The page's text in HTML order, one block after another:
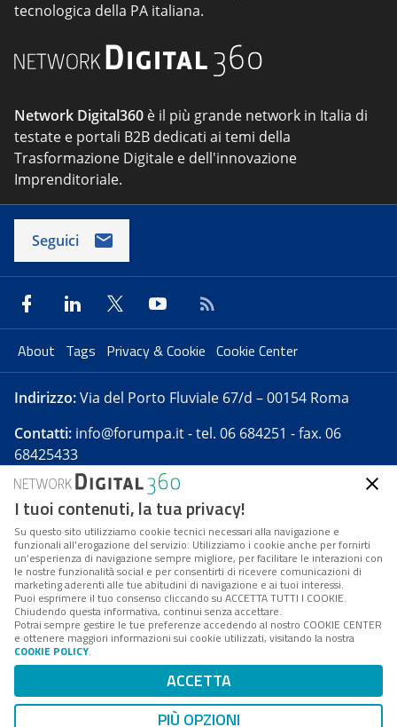
tecnologica della PA italiana.
Network Digital360 è il più grande network in Italia di
testate e portali B2B dedicati ai temi della
Trasformazione Digitale e dell'innovazione
Imprenditoriale.
Seguici
About Tags Privacy & Cookie Cookie Center
Indirizzo:Via del Porto Fluviale 67/d – 00154 Roma
Contatti: info@forumpa.it- tel. 06 684251 - fax. 06
68425433
Forumpa.itè una pubblicazione telematica iscritta
presso Registro della stampa del Tribunale di Roma -
Reg. n. 182 del 2 maggio 2008 - Direttore resp. Michela
Stentella
FPA s.r.l. è società soggetta a Direzione e
Coordinamento da parte di Digital360 S.p.A. - FPA s.r.l.
è un'azienda certificata per il sistema di management
Codice Fiscale/Partita IVA n. 10693191008 - R.E.A. Roma
n. 1249791. ISP AWS
Mappa del sito
I tuoi contenuti, la tua privacy!
Su questo sito utilizziamo cookie tecnici necessari alla navigazione e
funzionali all’erogazione del servizio. Utilizziamo i cookie anche per fornirti
un’esperienza di navigazione sempre migliore, per facilitare le interazioni con
le nostre funzionalità social e per consentirti di ricevere comunicazioni di
marketing aderenti alle tue abitudini di navigazione e ai tuoi interessi.
Puoi esprimere il tuo consenso cliccando su ACCETTA TUTTI I COOKIE.
Chiudendo questa informativa, continui senza accettare.
Potrai sempre gestire le tue preferenze accedendo al nostro COOKIE CENTER
e ottenere maggiori informazioni sui cookie utilizzati, visitando la nostra
COOKIE POLICY.
ACCETTA
PIÙ OPZIONI